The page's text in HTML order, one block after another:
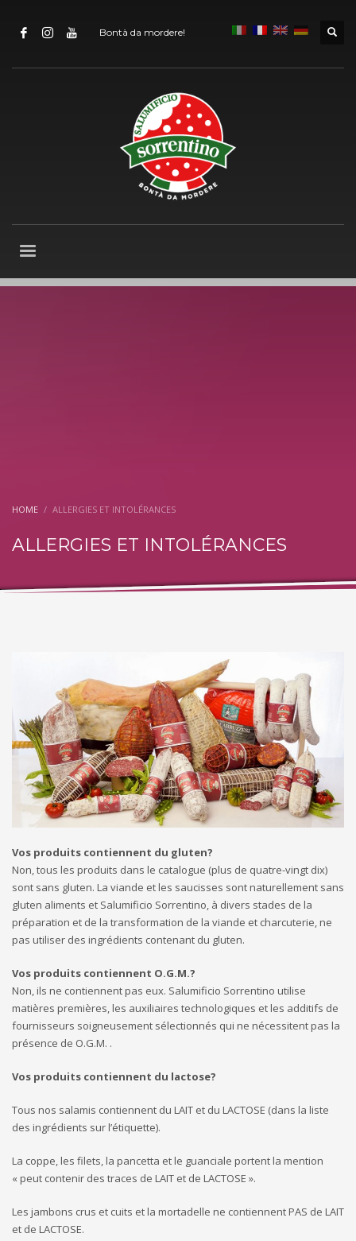
Bontà da mordere!
HOME ALLERGIES ET INTOLÉRANCES
ALLERGIES ET INTOLÉRANCES
Vos produits contiennent du gluten?
Non, tous les produits dans le catalogue (plus de quatre-vingt dix)
sont sans gluten. La viande et les saucisses sont naturellement sans
gluten aliments et Salumificio Sorrentino, à divers stades de la
préparation et de la transformation de la viande et charcuterie, ne
pas utiliser des ingrédients contenant du gluten.
Vos produits contiennent O.G.M.?
Non, ils ne contiennent pas eux. Salumificio Sorrentino utilise
matières premières, les auxiliaires technologiques et les additifs de
fournisseurs soigneusement sélectionnés qui ne nécessitent pas la
présence de O.G.M. .
Vos produits contiennent du lactose?
Tous nos salamis contiennent du LAIT et du LACTOSE (dans la liste
des ingrédients sur l’étiquette).
La coppe, les filets, la pancetta et le guanciale portent la mention
« peut contenir des traces de LAIT et de LACTOSE ».
Les jambons crus et cuits et la mortadelle ne contiennent PAS de LAIT
et de LACTOSE.